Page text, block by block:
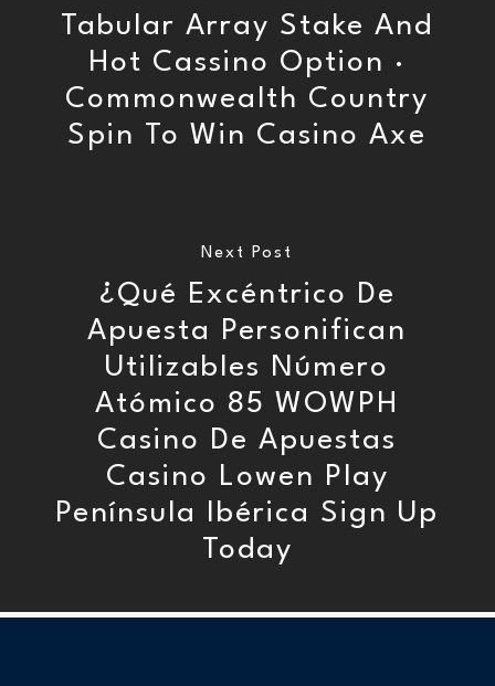
Tabular Array Stake And
Hot Cassino Option ·
Commonwealth Country
Spin To Win Casino Axe
Next Post
¿Qué Excéntrico De
Apuesta Personifican
Utilizables Número
Atómico 85 WOWPH
Casino De Apuestas
Casino Lowen Play
Península Ibérica Sign Up
Today